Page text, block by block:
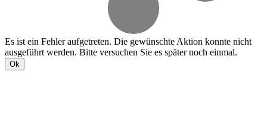
Es ist ein Fehler aufgetreten. Die gewünschte Aktion konnte nicht
ausgeführt werden. Bitte versuchen Sie es später noch einmal.
Ok